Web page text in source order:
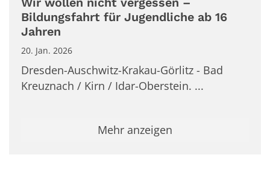
Bildungsfahrt für Jugendliche ab 16
Jahren
20. Jan. 2026
Dresden-Auschwitz-Krakau-Görlitz - Bad
Kreuznach / Kirn / Idar-Oberstein. ...
Mehr anzeigen